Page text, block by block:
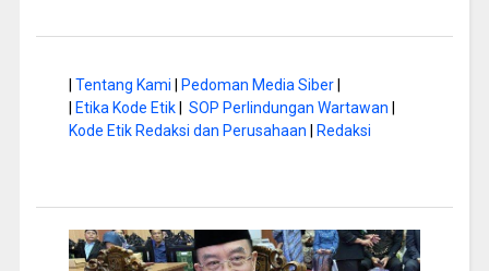
| Tentang Kami | Pedoman Media Siber|
| Etika Kode Etik| SOP Perlindungan Wartawan |
Kode Etik Redaksi dan Perusahaan | Redaksi